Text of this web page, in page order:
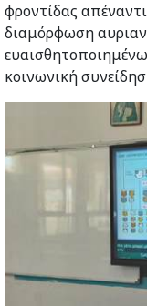
φροντίδας
διαμόρφωση
κοινωνική